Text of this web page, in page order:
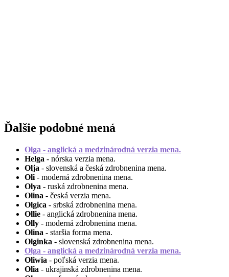
Ďalšie podobné mená
Olga - anglická a medzinárodná verzia mena.
Helga - nórska verzia mena.
Olja - slovenská a česká zdrobnenina mena.
Oli - moderná zdrobnenina mena.
Olya - ruská zdrobnenina mena.
Olina - česká verzia mena.
Olgica - srbská zdrobnenina mena.
Ollie - anglická zdrobnenina mena.
Olly - moderná zdrobnenina mena.
Olina - staršia forma mena.
Olginka - slovenská zdrobnenina mena.
Olga - anglická a medzinárodná verzia mena.
Oliwia - poľská verzia mena.
Olia - ukrajinská zdrobnenina mena.